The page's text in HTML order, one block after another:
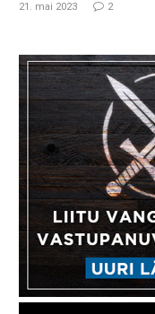
21. mai 2023 2